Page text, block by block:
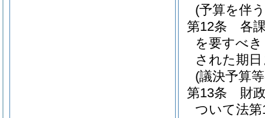
(予算を伴
第12条
各
を要すべ
された期
(議決予算
第13条
財
ついて法